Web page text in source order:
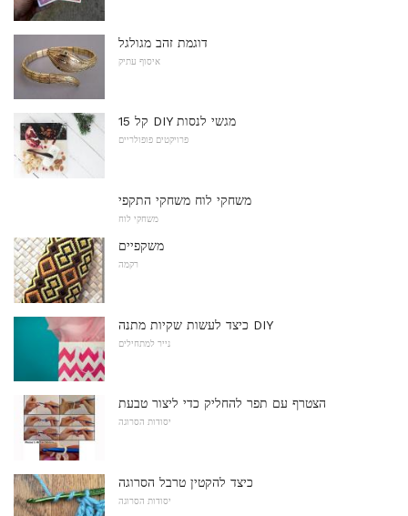
דוגמת זהב מגולגל
איסוף עתיק
15 קל DIY מגשי לנסות
פרויקטים פופולריים
משחקי לוח משחקי התקפי
משחקי לוח
משקפיים
רקמה
כיצד לעשות שקיות מתנה DIY
נייר למתחילים
הצטרף עם תפר להחליק כדי ליצור טבעת
יסודות הסרוגה
כיצד להקטין טרבל הסרוגה
יסודות הסרוגה